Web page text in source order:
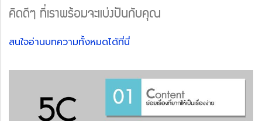
คิดดีๆ ที่เราพร้อมจะแบ่งปันกับคุณ
สนใจอ่านบทความทั้งหมดได้ที่นี่